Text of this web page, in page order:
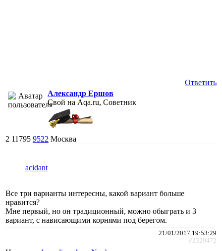
Ответить
Александр Ершов
Свой на Aqa.ru, Советник
2 11795 9522 Москва
acidant
Все три варианты интересны, какой вариант больше
нравится?
Мне первый, но он традиционный, можно обыграть и 3
вариант, с нависающими корнями под берегом.
21/01/2017 19:53:29
#2329472